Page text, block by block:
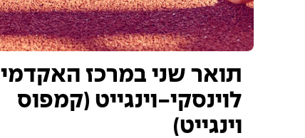
תואר שני במרכז האקדמי
לוינסקי-וינגייט (קמפוס
וינגייט)